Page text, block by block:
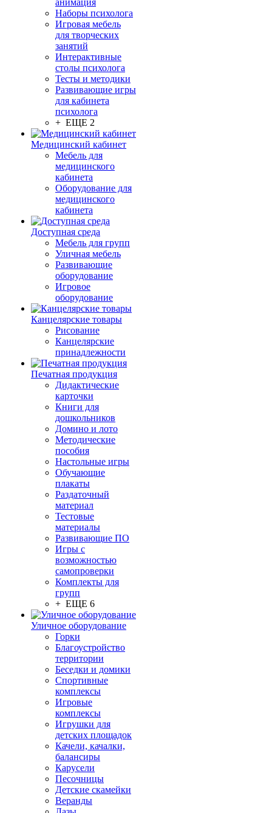
анимация
Наборы психолога
Игровая мебель
для творческих
занятий
Интерактивные
столы психолога
Тесты и методики
Развивающие игры
для кабинета
психолога
+ ЕЩЕ 2
Медицинский кабинет
Мебель для
медицинского
кабинета
Оборудование для
медицинского
кабинета
Доступная среда
Мебель для групп
Уличная мебель
Развивающие
оборудование
Игровое
оборудование
Канцелярские товары
Рисование
Канцелярские
принадлежности
Печатная продукция
Дидактические
карточки
Книги для
дошкольников
Домино и лото
Методические
пособия
Настольные игры
Обучающие
плакаты
Раздаточный
материал
Тестовые
материалы
Развивающие ПО
Игры с
возможностью
самопроверки
Комплекты для
групп
+ ЕЩЕ 6
Уличное оборудование
Горки
Благоустройство
территории
Беседки и домики
Спортивные
комплексы
Игровые
комплексы
Игрушки для
детских площадок
Качели, качалки,
балансиры
Карусели
Песочницы
Детские скамейки
Веранды